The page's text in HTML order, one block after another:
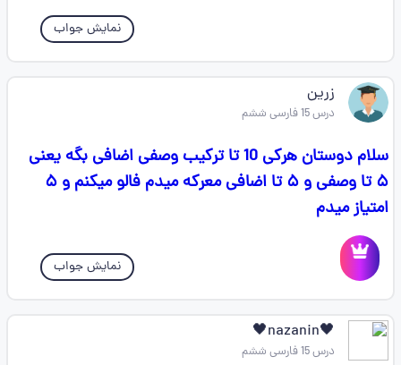
نمایش جواب
زرین
درس 15 فارسی ششم
سلام دوستان هرکی 10 تا ترکیب وصفی اضافی بگه یعنی
۵ تا وصفی و ۵ تا اضافی معرکه میدم فالو میکنم و ۵
امتیاز میدم
نمایش جواب
🖤nazanin🖤
درس 15 فارسی ششم